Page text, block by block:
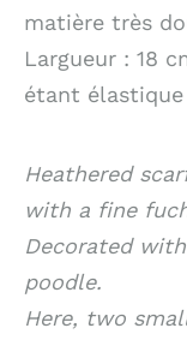
matière très
Largueur : 18
étant élastique
Heathered
with a fine
Decorated
poodle.
Here, two